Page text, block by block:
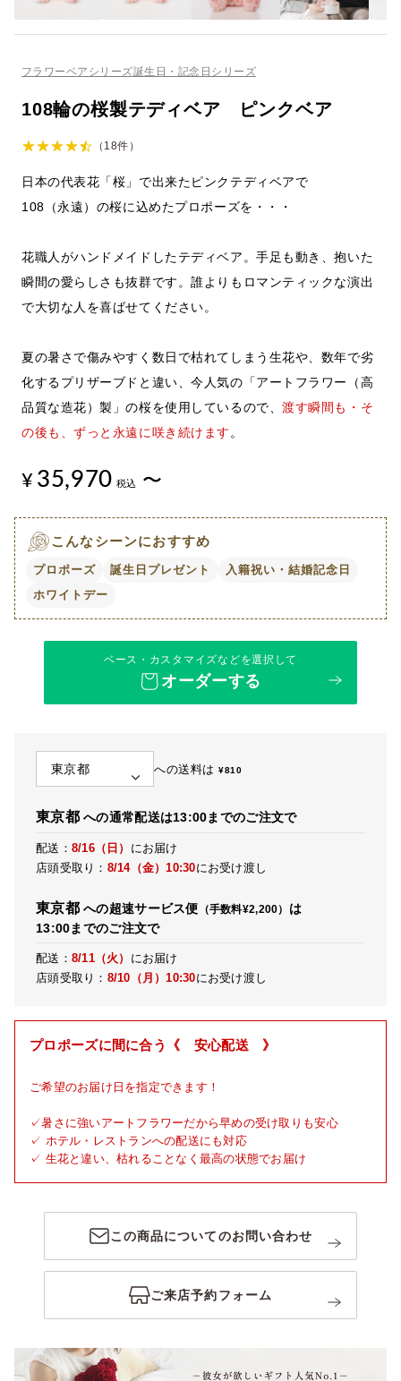
フラワーベアシリーズ誕生日・記念日シリーズ
108輪の桜製テディベア ピンクベア
（18件）
日本の代表花「桜」で出来たピンクテディベアで
108（永遠） の桜に込めたプロポーズを・・・
花職人がハンドメイドしたテディベア。手足も動き、抱いた
瞬間の愛らしさも抜群です。誰よりもロマンティックな演出
で大切な人を喜ばせてください。
夏の暑さで傷みやすく数日で枯れてしまう生花や、数年で劣
化するプリザーブドと違い、今人気の「アートフラワー（高
品質な造花）製」の桜を使用しているので、渡す瞬間も・そ
の後も、ずっと永遠に咲き続けます 。
¥35,970 税込 〜
こんなシーンにおすすめ
プロポーズ 誕生日プレゼント
入籍祝い・結婚記念日
ホワイトデー
ベース・カスタマイズなどを選択して
オーダーする
への送料は¥810
東京都への通常配送は13:00までのご注文で
配送： 8/16（日） にお届け
店頭受取り： 8/14（金）10:30にお受け渡し
東京都への超速サービス便 （手数料¥2,200） は
13:00までのご注文で
配送： 8/11（火） にお届け
店頭受取り： 8/10（月）10:30にお受け渡し
プロポーズに間に合う《 安心配送 》
ご希望のお届け日を指定できます！
✓暑さに強いアートフラワーだから早めの受け取りも安心
✓ ホテル・レストランへの配送にも対応
✓ 生花と違い、枯れることなく最高の状態でお届け
この商品についてのお問い合わせ
ご来店予約フォーム